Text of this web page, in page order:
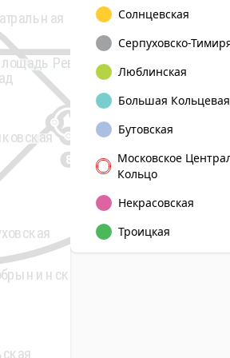
8
5
Таганская
Павелецкая
Новокузнецкая
Революции
Солнцевская
Серпуховско-
Люблинская
Большая Кольцевая
Бутовская
Московское
Кольцо
Некрасовская
Троицкая